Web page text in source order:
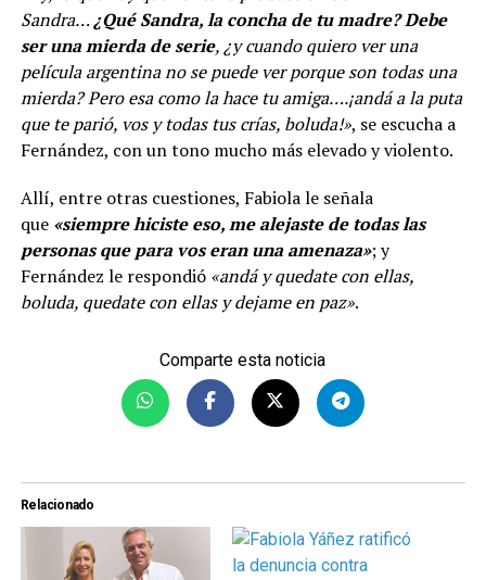
Sandra…¿Qué Sandra, la concha de tu madre? Debe
ser una mierda de serie, ¿y cuando quiero ver una
película argentina no se puede ver porque son todas una
mierda? Pero esa como la hace tu amiga….¡andá a la puta
que te parió, vos y todas tus crías, boluda!», se escucha a
Fernández, con un tono mucho más elevado y violento.
Allí, entre otras cuestiones, Fabiola le señala
que «siempre hiciste eso, me alejaste de todas las
personas que para vos eran una amenaza»; y
Fernández le respondió «andá y quedate con ellas,
boluda, quedate con ellas y dejame en paz».
Comparte esta noticia
Relacionado